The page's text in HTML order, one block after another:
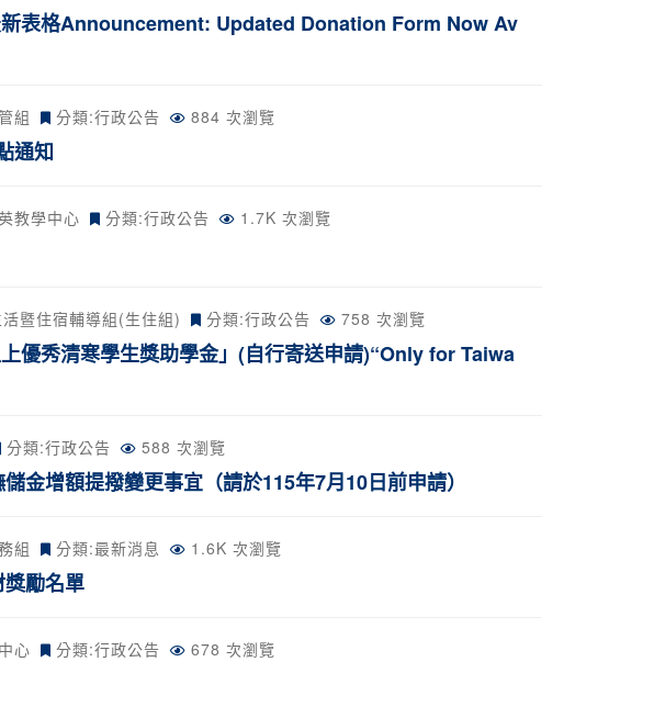
表格Announcement: Updated Donation Form Now Av
組 分類:行政公告 884 次瀏覽
通知
教學中心 分類:行政公告 1.7K 次瀏覽
暨住宿輔導組(生住組) 分類:行政公告 758 次瀏覽
優秀清寒學生獎助學金」(自行寄送申請)“Only for Taiwa
分類:行政公告 588 次瀏覽
金增額提撥變更事宜（請於115年7月10日前申請）
組 分類:最新消息 1.6K 次瀏覽
勵名單
心 分類:行政公告 678 次瀏覽